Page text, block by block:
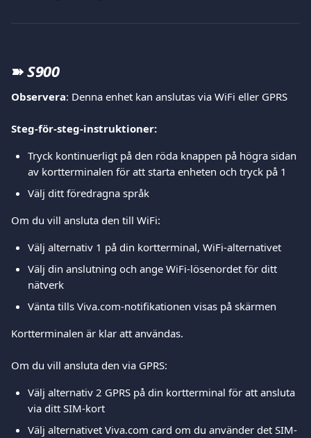
➽S900
Observera: Denna enhet kan anslutas via WiFi eller GPRS
Steg-för-steg-instruktioner:
Tryck kontinuerligt på den röda knappen på högra sidan
av kortterminalen för att starta enheten och tryck på 1
Välj ditt föredragna språk
Om du vill ansluta den till WiFi:
Välj alternativ 1 på din kortterminal, WiFi-alternativet
Välj din anslutning och ange WiFi-lösenordet för ditt
nätverk
Vänta tills Viva.com-notifikationen visas på skärmen
Kortterminalen är klar att användas.
Om du vill ansluta den via GPRS:
Välj alternativ 2 GPRS på din kortterminal för att ansluta
via ditt SIM-kort
Välj alternativet Viva.com card om du använder det SIM-